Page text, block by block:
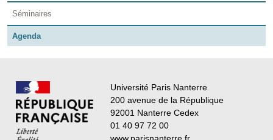
Séminaires
Agenda
Université Paris Nanterre
200 avenue de la République
92001 Nanterre Cedex
01 40 97 72 00